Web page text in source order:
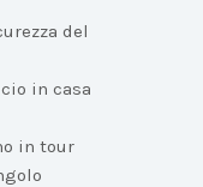
del
in casa
in tour